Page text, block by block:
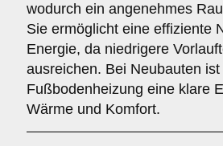
wodurch ein angenehmes
Sie ermöglicht eine effiziente
Energie, da niedrigere
ausreichen. Bei Neubauten ist
Fußbodenheizung eine klare
Wärme und Komfort.